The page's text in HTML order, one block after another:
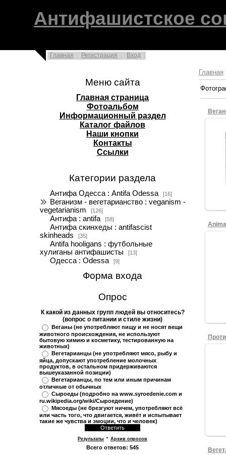
Антифашистское
Главная Регистрация Вход
Меню сайта
Главная страница
Фотоальбом
Информационный раздел
Каталог файлов
Наши кнопки
Контакты
Ссылки
Категории раздела
Антифа Одесса : Antifa Odessa [16]
Веганизм - вегетарианство : veganism -
vegetarianism
[126]
Антифа : antifa [58]
Антифа скинхеды : antifascist
skinheads
[35]
Antifa hooligans : футбольные
хулиганы антифашисты
[13]
Одесса : Odessa [9]
Форма входа
Опрос
К какой из данных групп людей вы относитесь?
(вопрос о питании и стиле жизни)
Веганы (не употребляют пищу и не носят вещи
животного происхождения, не используют
бытовую химию и косметику, тестированную на
животных)
Вегетарианцы (не употребляют мясо, рыбу и
яйца, допускают употребление молочных
продуктов, в остальном придерживаются
вышеуказанной позиции)
Вегетарианцы, по тем или иным причинам
отличные от обычных
Сыроеды (подробно на www.syroedenie.com и
ru.wikipedia.org/wiki/Сыроедение)
Мясоеды (не брезгуют ничем, употребляют всё
или часть того, что двигается, живёт и испытывает
такие же чувства и эмоции, что и человек)
Результаты · Архив опросов
Всего ответов: 545
Главная